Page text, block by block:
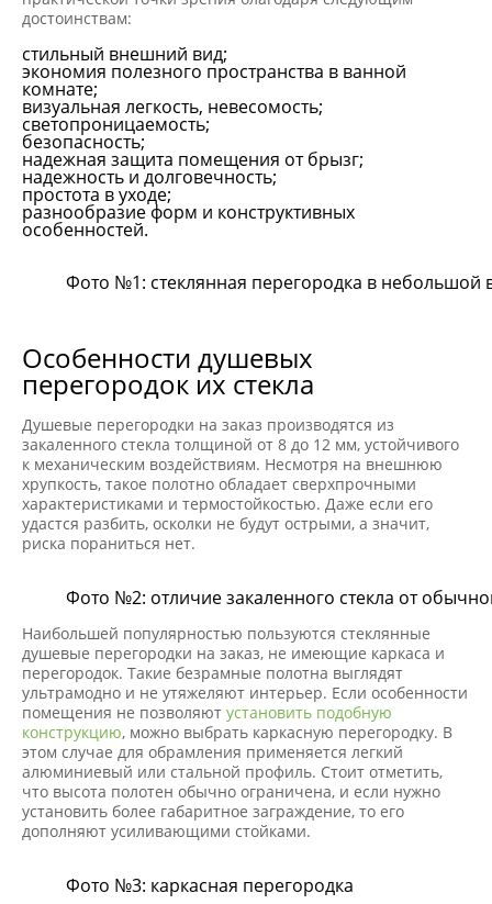
достоинствам:
стильный внешний вид;
экономия полезного пространства в ванной
комнате;
визуальная легкость, невесомость;
светопроницаемость;
безопасность;
надежная защита помещения от брызг;
надежность и долговечность;
простота в уходе;
разнообразие форм и конструктивных
особенностей.
Фото №1: стеклянная перегородка в небольшой
Особенности душевых
перегородок их стекла
Душевые перегородки на заказ производятся из
закаленного стекла толщиной от 8 до 12 мм, устойчивого
к механическим воздействиям. Несмотря на внешнюю
хрупкость, такое полотно обладает сверхпрочными
характеристиками и термостойкостью. Даже если его
удастся разбить, осколки не будут острыми, а значит,
риска пораниться нет.
Фото №2: отличие закаленного стекла от
Наибольшей популярностью пользуются стеклянные
душевые перегородки на заказ, не имеющие каркаса и
перегородок. Такие безрамные полотна выглядят
ультрамодно и не утяжеляют интерьер. Если особенности
помещения не позволяют установить подобную
конструкцию, можно выбрать каркасную перегородку. В
этом случае для обрамления применяется легкий
алюминиевый или стальной профиль. Стоит отметить,
что высота полотен обычно ограничена, и если нужно
установить более габаритное заграждение, то его
дополняют усиливающими стойками.
Фото №3: каркасная перегородка